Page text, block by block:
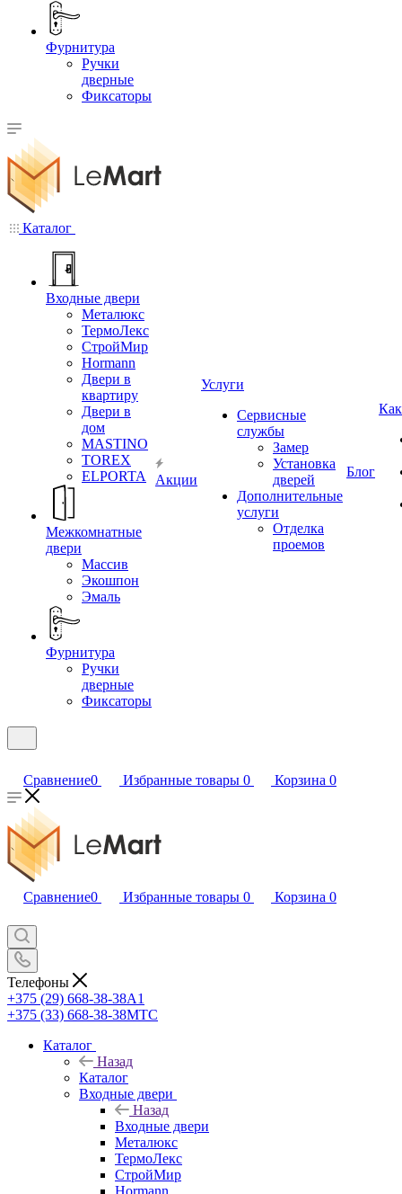
Фурнитура
Ручки
дверные
Фиксаторы
Каталог
Входные двери
Металюкс
ТермоЛекс
СтройМир
Hormann
Двери в
квартиру
Двери в
дом
MASTINO
TOREX
ELPORTA
Межкомнатные
двери
Массив
Экошпон
Эмаль
Фурнитура
Ручки
дверные
Фиксаторы
Акции
Услуги
Сервисные
службы
Замер
Установка
дверей
Дополнительные
услуги
Отделка
проемов
Блог
Сравнение0 Избранные товары 0 Корзина 0
Сравнение0 Избранные товары 0 Корзина 0
Телефоны
+375 (29) 668-38-38A1
+375 (33) 668-38-38МТС
Каталог
Назад
Каталог
Входные двери
Назад
Входные двери
Металюкс
ТермоЛекс
СтройМир
Hormann